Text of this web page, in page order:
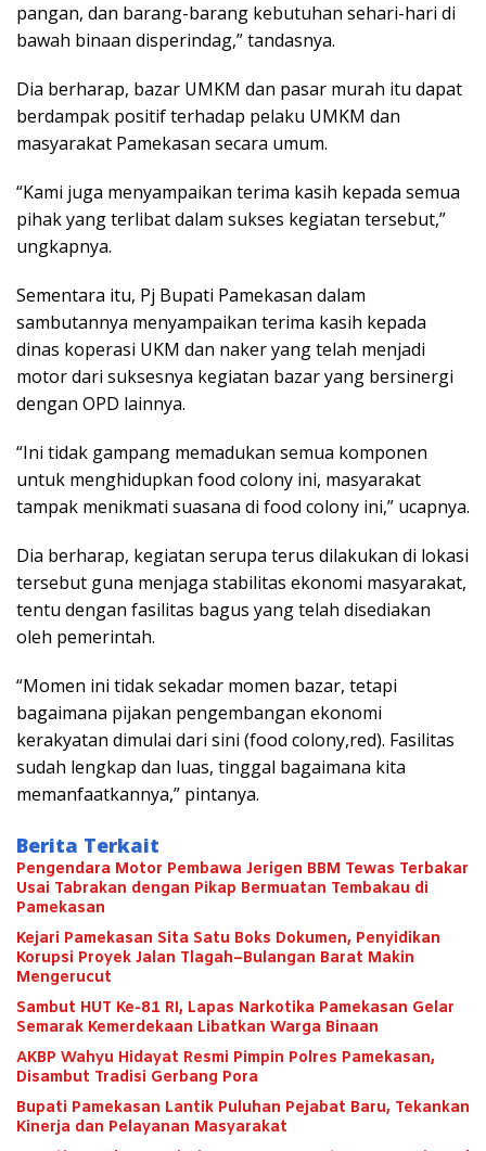
pangan, dan barang-barang kebutuhan sehari-hari di
bawah binaan disperindag,” tandasnya.
Dia berharap, bazar UMKM dan pasar murah itu dapat
berdampak positif terhadap pelaku UMKM dan
masyarakat Pamekasan secara umum.
“Kami juga menyampaikan terima kasih kepada semua
pihak yang terlibat dalam sukses kegiatan tersebut,”
ungkapnya.
Sementara itu, Pj Bupati Pamekasan dalam
sambutannya menyampaikan terima kasih kepada
dinas koperasi UKM dan naker yang telah menjadi
motor dari suksesnya kegiatan bazar yang bersinergi
dengan OPD lainnya.
“Ini tidak gampang memadukan semua komponen
untuk menghidupkan food colony ini, masyarakat
tampak menikmati suasana di food colony ini,” ucapnya.
Dia berharap, kegiatan serupa terus dilakukan di lokasi
tersebut guna menjaga stabilitas ekonomi masyarakat,
tentu dengan fasilitas bagus yang telah disediakan
oleh pemerintah.
“Momen ini tidak sekadar momen bazar, tetapi
bagaimana pijakan pengembangan ekonomi
kerakyatan dimulai dari sini (food colony,red). Fasilitas
sudah lengkap dan luas, tinggal bagaimana kita
memanfaatkannya,” pintanya.
Berita Terkait
Pengendara Motor Pembawa Jerigen BBM Tewas Terbakar
Usai Tabrakan dengan Pikap Bermuatan Tembakau di
Pamekasan
Kejari Pamekasan Sita Satu Boks Dokumen, Penyidikan
Korupsi Proyek Jalan Tlagah–Bulangan Barat Makin
Mengerucut
Sambut HUT Ke-81 RI, Lapas Narkotika Pamekasan Gelar
Semarak Kemerdekaan Libatkan Warga Binaan
AKBP Wahyu Hidayat Resmi Pimpin Polres Pamekasan,
Disambut Tradisi Gerbang Pora
Bupati Pamekasan Lantik Puluhan Pejabat Baru, Tekankan
Kinerja dan Pelayanan Masyarakat